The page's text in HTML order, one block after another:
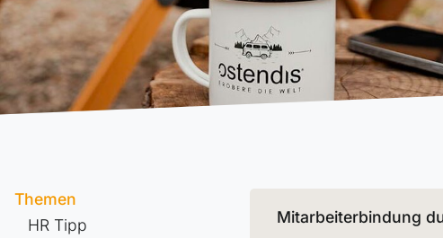
Themen
HR Tipp
Mitarbeiterbindung